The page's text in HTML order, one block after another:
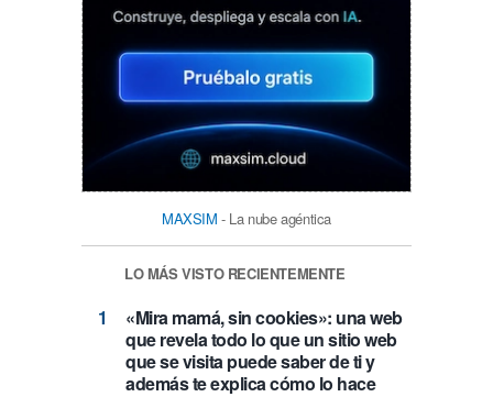
MAXSIM - La nube agéntica
LO MÁS VISTO RECIENTEMENTE
«Mira mamá, sin cookies»: una web
que revela todo lo que un sitio web
que se visita puede saber de ti y
además te explica cómo lo hace